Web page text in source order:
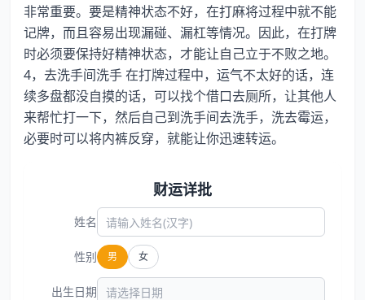
非常重要。要是精神状态不好，在打麻将过程中就不能
记牌，而且容易出现漏碰、漏杠等情况。因此，在打牌
时必须要保持好精神状态，才能让自己立于不败之地。
4，去洗手间洗手 在打牌过程中，运气不太好的话，连
续多盘都没自摸的话，可以找个借口去厕所，让其他人
来帮忙打一下，然后自己到洗手间去洗手，洗去霉运，
必要时可以将内裤反穿，就能让你迅速转运。
财运详批
姓名
性别 男 女
出生日期